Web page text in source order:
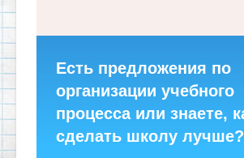
Есть предложения по
организации учебного
процесса или знаете,
сделать школу лучше?